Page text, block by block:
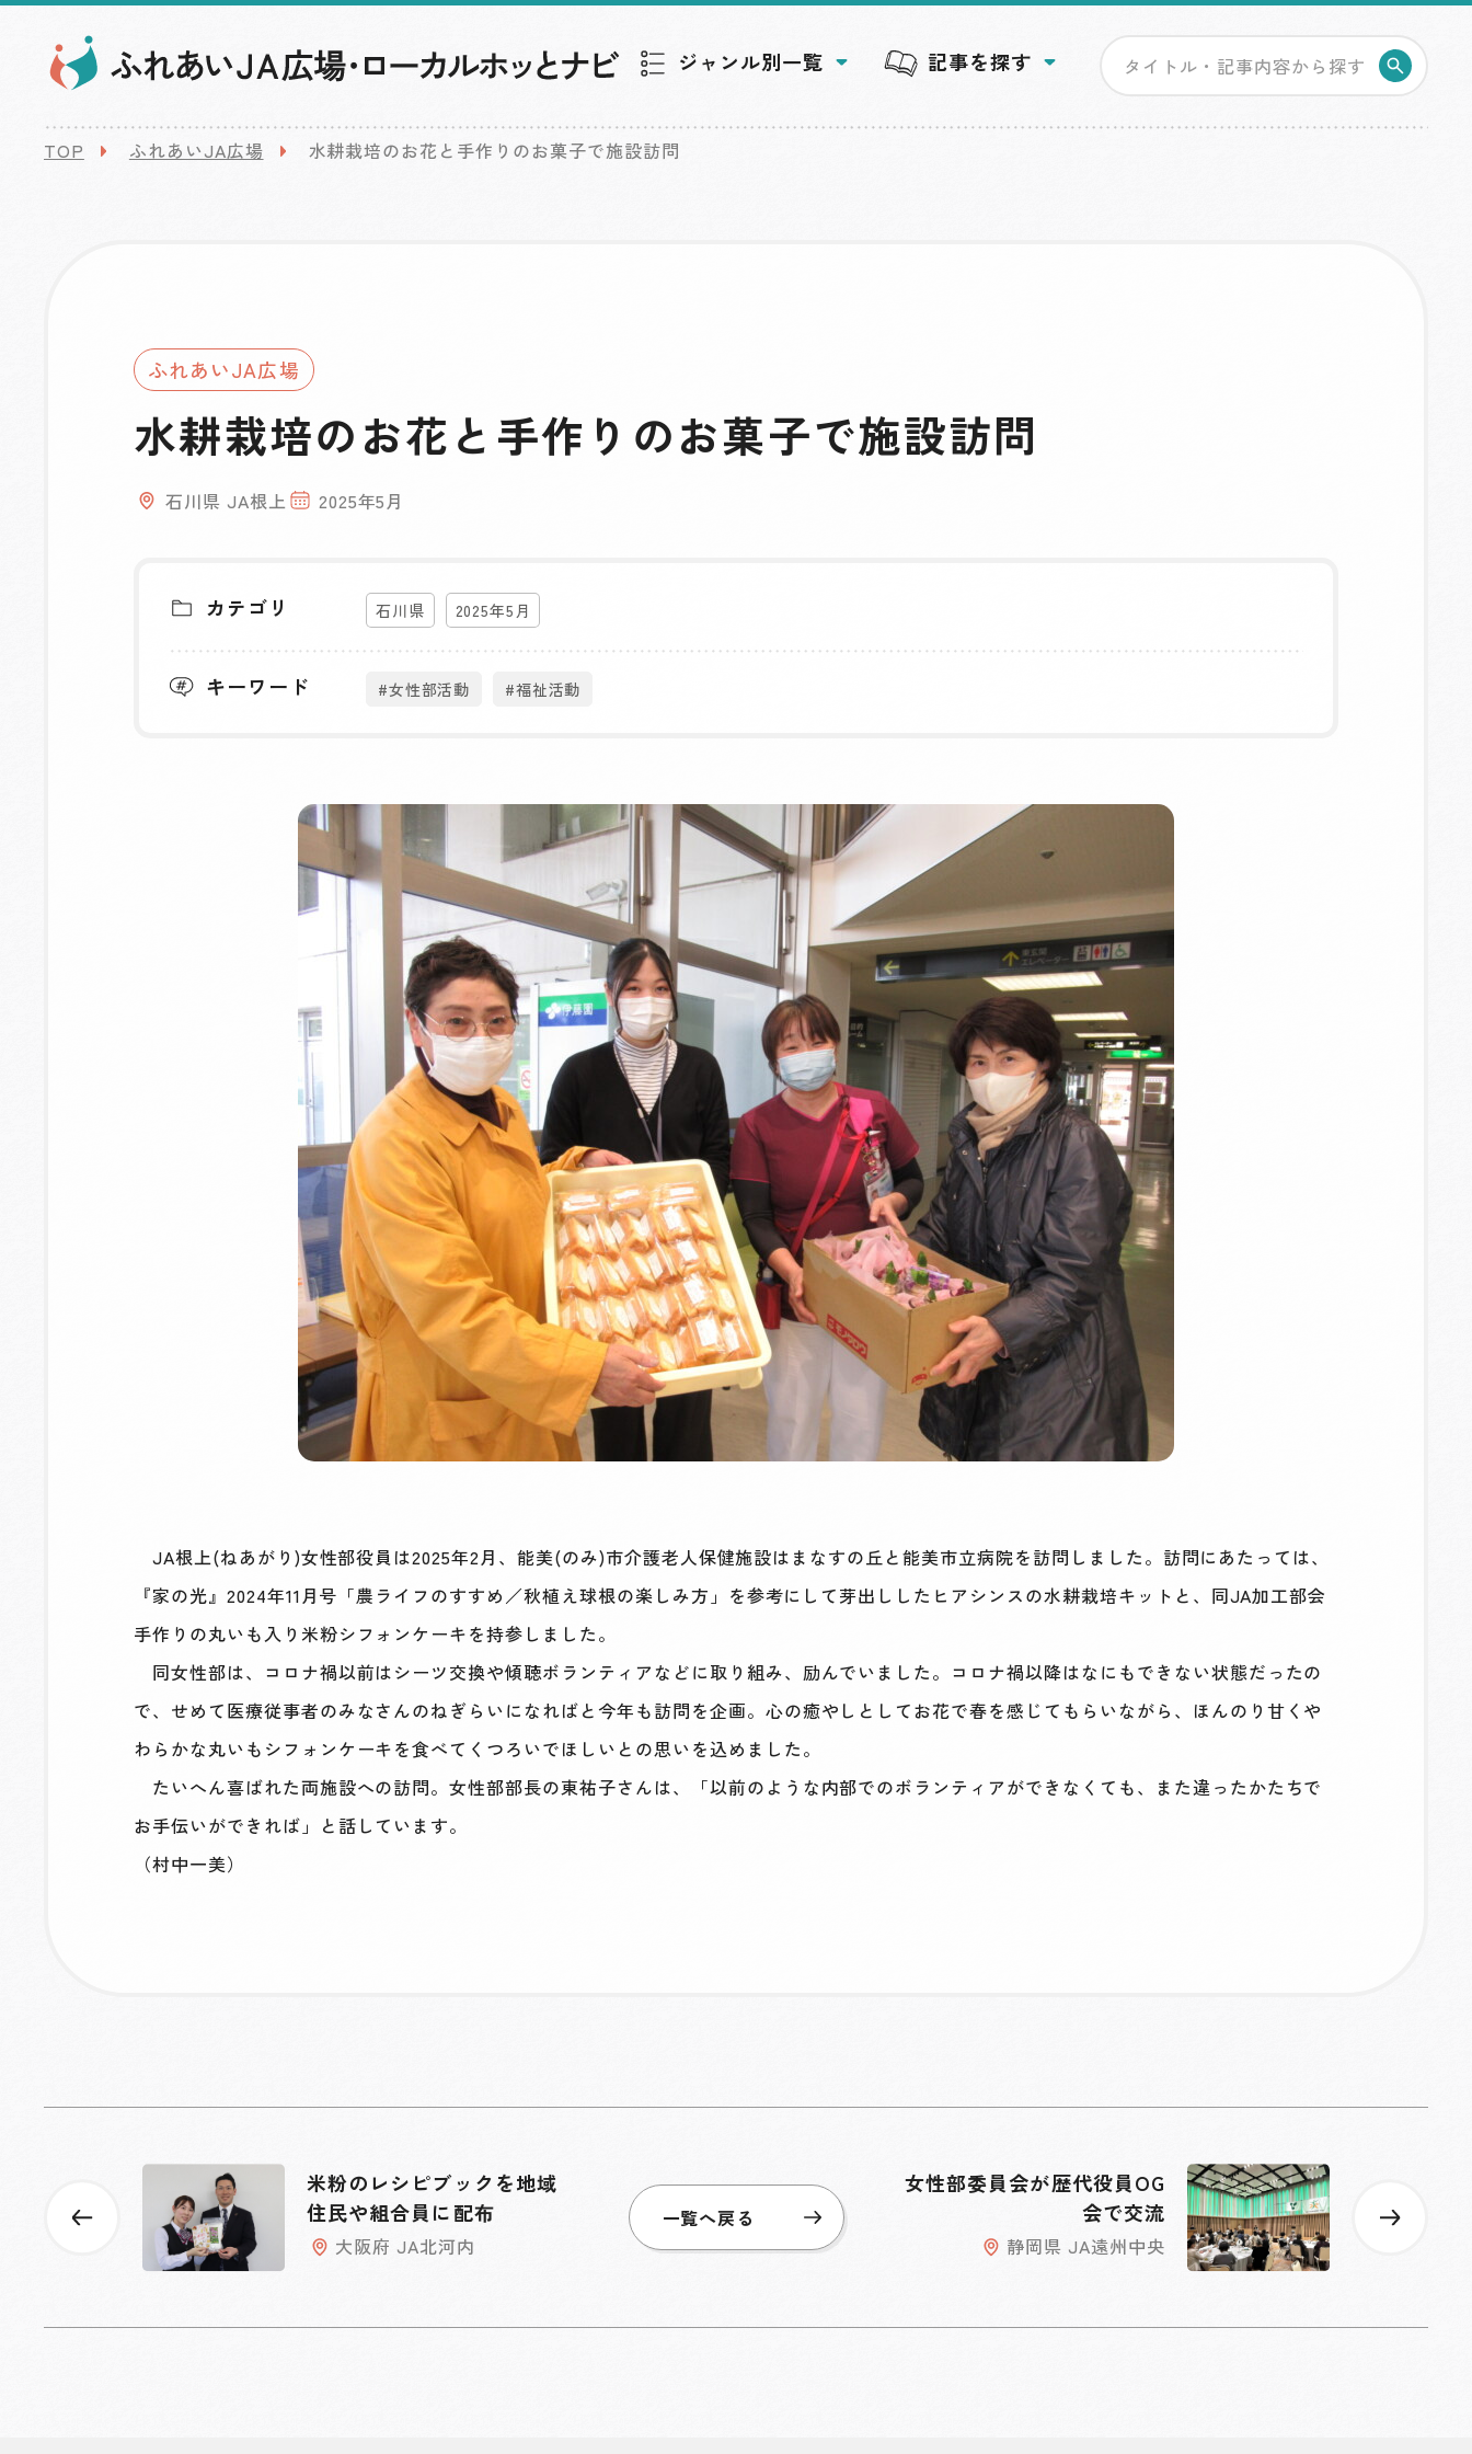
ジャンル別一覧 記事を探す
TOP ふれあいJA広場 水耕栽培のお花と手作りのお菓子で施設訪問
ふれあいJA広場
水耕栽培のお花と手作りのお菓子で施設訪問
石川県 JA根上 2025年5月
カテゴリ 石川県 2025年5月
キーワード #女性部活動 #福祉活動
JA根上(ねあがり)女性部役員は2025年2月、能美(のみ)市介護老人保健施設はまなすの丘と能美市立病院を訪問しました。訪問にあたっては、
『家の光』2024年11月号「農ライフのすすめ／秋植え球根の楽しみ方」を参考にして芽出ししたヒアシンスの水耕栽培キットと、同JA加工部会
手作りの丸いも入り米粉シフォンケーキを持参しました。
同女性部は、コロナ禍以前はシーツ交換や傾聴ボランティアなどに取り組み、励んでいました。コロナ禍以降はなにもできない状態だったの
で、せめて医療従事者のみなさんのねぎらいになればと今年も訪問を企画。心の癒やしとしてお花で春を感じてもらいながら、ほんのり甘くや
わらかな丸いもシフォンケーキを食べてくつろいでほしいとの思いを込めました。
たいへん喜ばれた両施設への訪問。女性部部長の東祐子さんは、「以前のような内部でのボランティアができなくても、また違ったかたちで
お手伝いができれば」と話しています。
（村中一美）
米粉のレシピブックを地域
住民や組合員に配布
大阪府 JA北河内
女性部委員会が歴代役員OG
会で交流
静岡県 JA遠州中央
一覧へ戻る